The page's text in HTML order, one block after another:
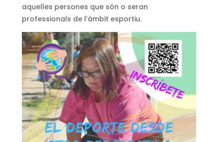
aquelles persones que són o seran
professionals de l’àmbit esportiu.